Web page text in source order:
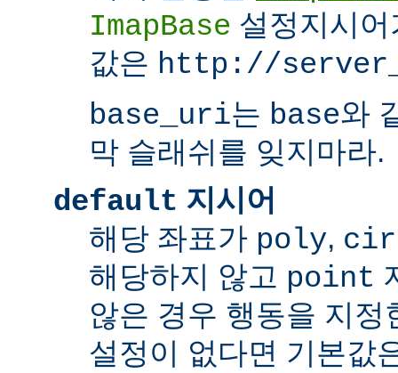
ImapBase 설정지시
값은 http://
base_uri는 base와
막 슬래쉬를 잊지마라.
default 지시어
해당 좌표가 poly,
해당하지 않고 point
않은 경우 행동을 지
설정이 없다면 기본값